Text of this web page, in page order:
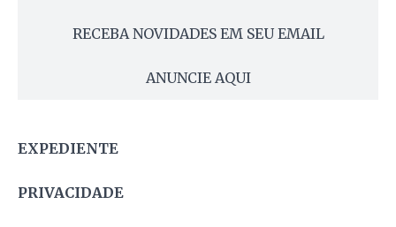
RECEBA NOVIDADES EM SEU EMAIL
ANUNCIE AQUI
EXPEDIENTE
PRIVACIDADE